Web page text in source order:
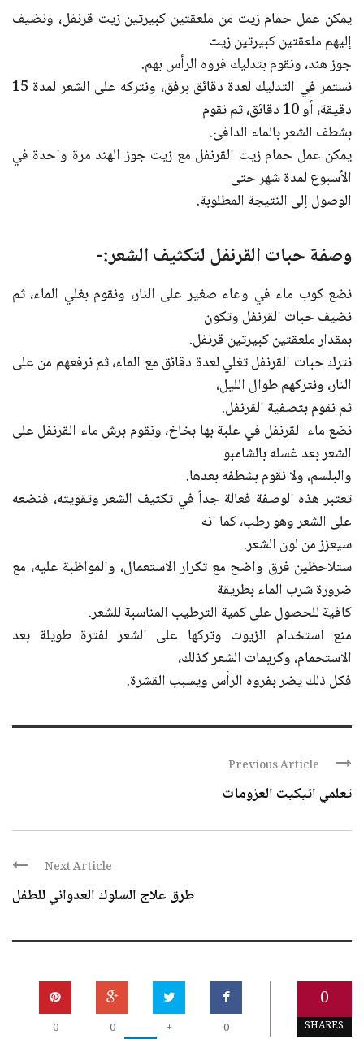
يمكن عمل حمام زيت من ملعقتين كبيرتين زيت قرنفل، ونضيف
إليهم ملعقتين كبيرتين زيت
جوز هند، ونقوم بتدليك فروه الرأس بهم.
نستمر في التدليك لعدة دقائق برفق، ونتركه على الشعر لمدة 15
دقيقة، أو 10 دقائق، ثم نقوم
بشطف الشعر بالماء الدافئ.
يمكن عمل حمام زيت القرنفل مع زيت جوز الهند مرة واحدة في
الأسبوع لمدة شهر حتى
الوصول إلى النتيجة المطلوبة.
وصفة حبات القرنفل لتكثيف الشعر:-
نضع كوب ماء في وعاء صغير على النار، ونقوم بغلي الماء، ثم
نضيف حبات القرنفل وتكون
بمقدار ملعقتين كبيرتين قرنفل.
نترك حبات القرنفل تغلي لعدة دقائق مع الماء، ثم نرفعهم من على
النار، ونتركهم طوال الليل،
ثم نقوم بتصفية القرنفل.
نضع ماء القرنفل في علبة بها بخاخ، ونقوم برش ماء القرنفل على
الشعر بعد غسله بالشامبو
والبلسم، ولا نقوم بشطفه بعدها.
تعتبر هذه الوصفة فعالة جداً في تكثيف الشعر وتقويته، فنضعه
على الشعر وهو رطب، كما انه
سيعزز من لون الشعر.
ستلاحظين فرق واضح مع تكرار الاستعمال، والمواظبة عليه، مع
ضرورة شرب الماء بطريقة
كافية للحصول على كمية الترطيب المناسبة للشعر.
منع استخدام الزيوت وتركها على الشعر لفترة طويلة بعد
الاستحمام، وكريمات الشعر كذلك،
فكل ذلك يضر بفروه الرأس ويسبب القشرة.
Previous Article
تعلمي اتيكيت العزومات
Next Article
طرق علاج السلوك العدواني للطفل
0
SHARES
0
+
0
0